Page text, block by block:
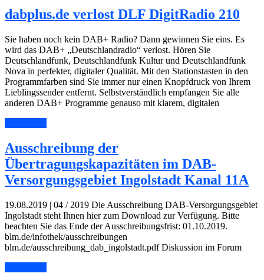
dabplus.de verlost DLF DigitRadio 210
Sie haben noch kein DAB+ Radio? Dann gewinnen Sie eins. Es
wird das DAB+ „Deutschlandradio“ verlost. Hören Sie
Deutschlandfunk, Deutschlandfunk Kultur und Deutschlandfunk
Nova in perfekter, digitaler Qualität. Mit den Stationstasten in den
Programmfarben sind Sie immer nur einen Knopfdruck von Ihrem
Lieblingssender entfernt. Selbstverständlich empfangen Sie alle
anderen DAB+ Programme genauso mit klarem, digitalen
Ausschreibung der
Übertragungskapazitäten im DAB-
Versorgungsgebiet Ingolstadt Kanal 11A
19.08.2019 | 04 / 2019 Die Ausschreibung DAB-Versorgungsgebiet
Ingolstadt steht Ihnen hier zum Download zur Verfügung. Bitte
beachten Sie das Ende der Ausschreibungsfrist: 01.10.2019.
blm.de/infothek/ausschreibungen
blm.de/ausschreibung_dab_ingolstadt.pdf Diskussion im Forum